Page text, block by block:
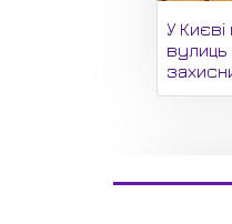
У
вулиць